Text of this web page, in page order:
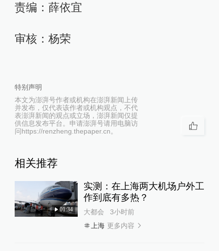
责编：薛依宜
审核：杨荣
特别声明
本文为澎湃号作者或机构在澎湃新闻上传
并发布，仅代表该作者或机构观点，不代
表澎湃新闻的观点或立场，澎湃新闻仅提
供信息发布平台。申请澎湃号请用电脑访
问https://renzheng.thepaper.cn。
相关推荐
01:34
实测：在上海两大机场户外工
作到底有多热？
大都会
3小时前
上海 更多内容